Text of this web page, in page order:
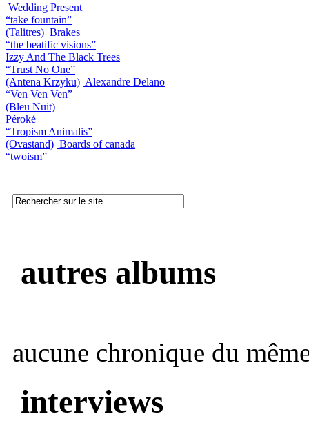
Wedding Present
“take fountain”
(Talitres) Brakes
“the beatific visions”
Izzy And The Black Trees
“Trust No One”
(Antena Krzyku) Alexandre Delano
“Ven Ven Ven”
(Bleu Nuit)
Péroké
“Tropism Animalis”
(Ovastand) Boards of canada
“twoism”
autres albums
aucune chronique du
interviews